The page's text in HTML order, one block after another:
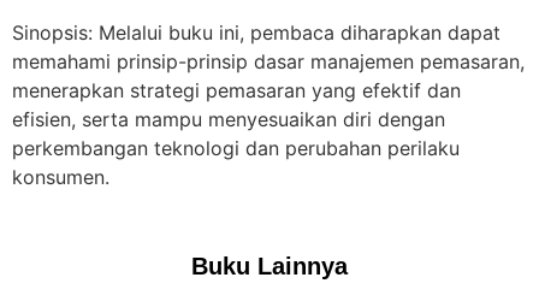
Sinopsis: Melalui buku ini, pembaca diharapkan dapat
memahami prinsip-prinsip dasar manajemen pemasaran,
menerapkan strategi pemasaran yang efektif dan
efisien, serta mampu menyesuaikan diri dengan
perkembangan teknologi dan perubahan perilaku
konsumen.
Buku Lainnya